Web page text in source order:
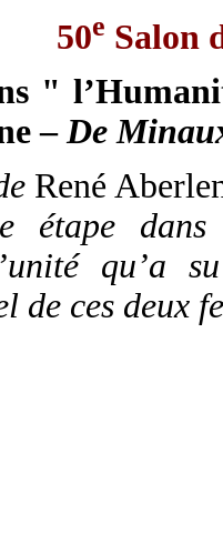
50e Salon
"
–De
René
étape
qu’a
de ces deux